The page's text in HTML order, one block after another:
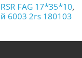
FAG 17*35*10,
6003 2rs 180103